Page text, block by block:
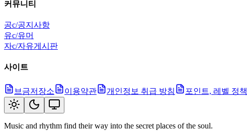
커뮤니티
공c/공지사항
유c/유머
자c/자유게시판
사이트
브금저장소 이용약관 개인정보 취급 방침 포인트, 레벨 정책
Music and rhythm find their way into the secret places of the soul.